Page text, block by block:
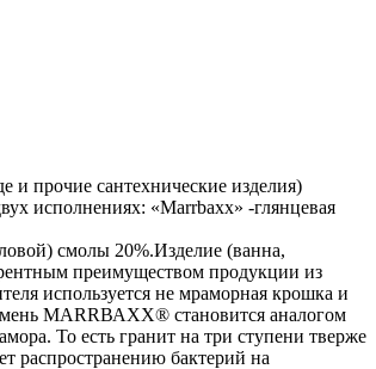
прочие сантехнические изделия)
исполнениях: «Маrrbахх» -глянцевая
смолы 20%.Изделие (ванна,
преимуществом продукции из
используется не мраморная крошка и
МАRRВАХХ® становится аналогом
То есть гранит на три ступени тверже
распространению бактерий на